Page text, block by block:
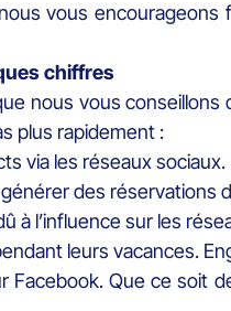
vous
chiffres
nous vous conseillons
plus rapidement :
via les réseaux sociaux.
des réservations
à l’influence sur les
leurs vacances.
Que ce soit